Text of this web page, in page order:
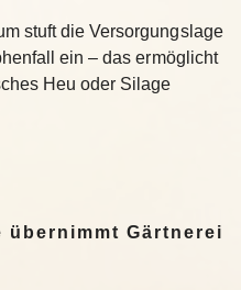
stuft die Versorgungslage
ein – das ermöglicht
Heu oder Silage
übernimmt Gärtnerei